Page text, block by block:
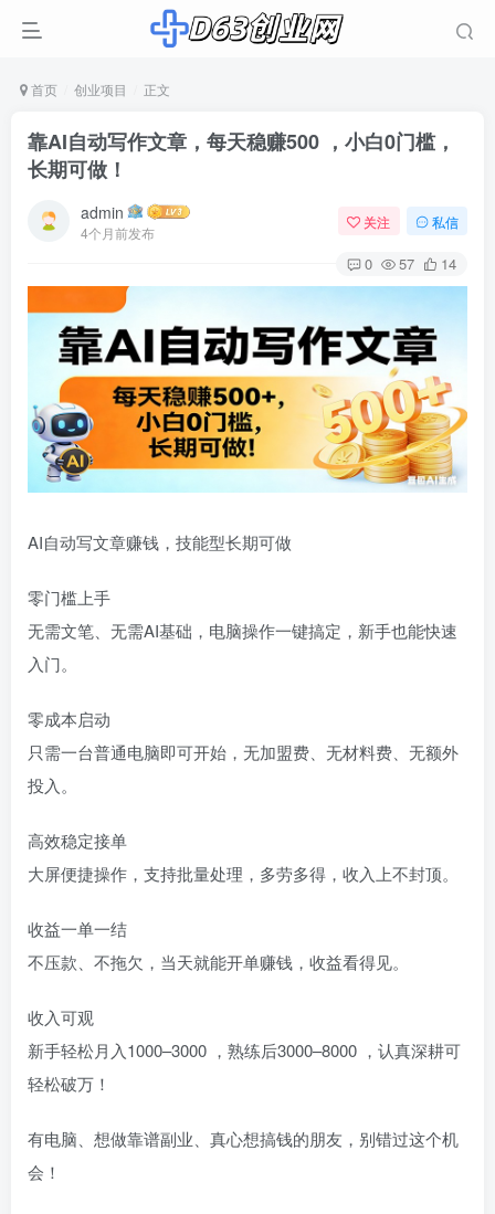
首页 创业项目 正文
靠AI自动写作文章，每天稳赚500 ，小白0门槛，
长期可做！
admin
4个月前发布
关注 私信
0 57 14
AI自动写文章赚钱，技能型长期可做
零门槛上手
无需文笔、无需AI基础，电脑操作一键搞定，新手也能快速
入门。
零成本启动
只需一台普通电脑即可开始，无加盟费、无材料费、无额外
投入。
高效稳定接单
大屏便捷操作，支持批量处理，多劳多得，收入上不封顶。
收益一单一结
不压款、不拖欠，当天就能开单赚钱，收益看得见。
收入可观
新手轻松月入1000–3000 ，熟练后3000–8000 ，认真深耕可
轻松破万！
有电脑、想做靠谱副业、真心想搞钱的朋友，别错过这个机
会！